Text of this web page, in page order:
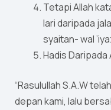
Tetapi Allah
lari daripada
syaitan- wal
Hadis Daripada
“Rasulullah S.A.W
depan kami, lalu